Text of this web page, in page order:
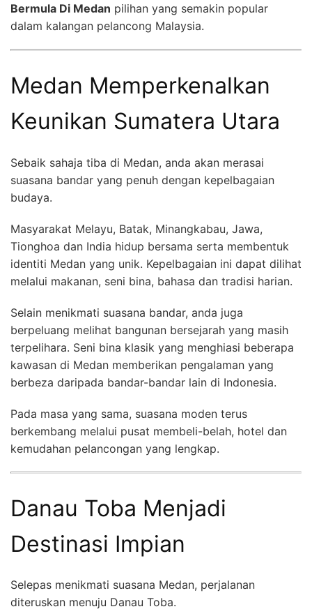
Bermula Di Medan pilihan yang semakin popular
dalam kalangan pelancong Malaysia.
Medan Memperkenalkan
Keunikan Sumatera Utara
Sebaik sahaja tiba di Medan, anda akan merasai
suasana bandar yang penuh dengan kepelbagaian
budaya.
Masyarakat Melayu, Batak, Minangkabau, Jawa,
Tionghoa dan India hidup bersama serta membentuk
identiti Medan yang unik. Kepelbagaian ini dapat dilihat
melalui makanan, seni bina, bahasa dan tradisi harian.
Selain menikmati suasana bandar, anda juga
berpeluang melihat bangunan bersejarah yang masih
terpelihara. Seni bina klasik yang menghiasi beberapa
kawasan di Medan memberikan pengalaman yang
berbeza daripada bandar-bandar lain di Indonesia.
Pada masa yang sama, suasana moden terus
berkembang melalui pusat membeli-belah, hotel dan
kemudahan pelancongan yang lengkap.
Danau Toba Menjadi
Destinasi Impian
Selepas menikmati suasana Medan, perjalanan
diteruskan menuju Danau Toba.